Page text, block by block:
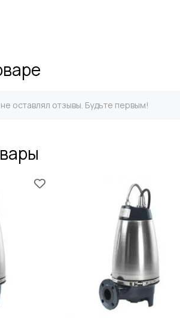
оставлял отзывы. Будьте первым!